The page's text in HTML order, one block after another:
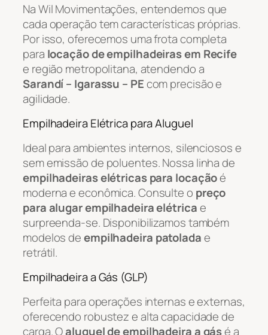
Na Wil Movimentações, entendemos que
cada operação tem características próprias.
Por isso, oferecemos uma frota completa
para locação de empilhadeiras em Recife
e região metropolitana, atendendo a
Sarandí – Igarassu – PEcom precisão e
agilidade.
Empilhadeira Elétrica para Aluguel
Ideal para ambientes internos, silenciosos e
sem emissão de poluentes. Nossa linha de
empilhadeiras elétricas para locaçãoé
moderna e econômica. Consulte o preço
para alugar empilhadeira elétricae
surpreenda-se. Disponibilizamos também
modelos deempilhadeira patoladae
retrátil.
Empilhadeira a Gás (GLP)
Perfeita para operações internas e externas,
oferecendo robustez e alta capacidade de
carga. Oaluguel de empilhadeira a gásé a